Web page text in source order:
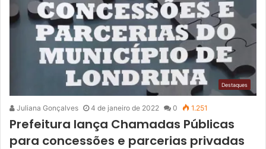
Destaques
Juliana Gonçalves 4 de janeiro de 2022 0 1.251
Prefeitura lança Chamadas Públicas
para concessões e parcerias privadas